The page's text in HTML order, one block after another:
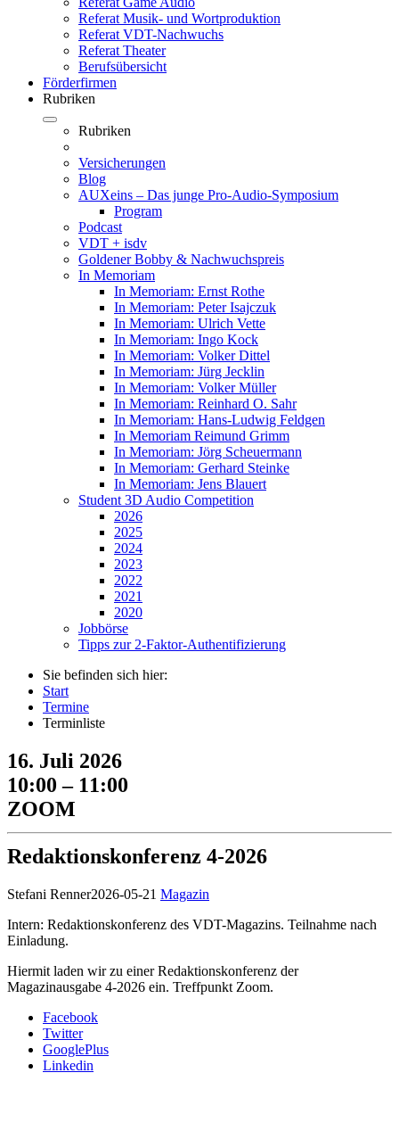
Referat Musik- und Wortproduktion
Referat VDT-Nachwuchs
Referat Theater
Berufsübersicht
Förderfirmen
Rubriken
Rubriken
Versicherungen
Blog
AUXeins – Das junge Pro-Audio-Symposium
Program
Podcast
VDT + isdv
Goldener Bobby & Nachwuchspreis
In Memoriam
In Memoriam: Ernst Rothe
In Memoriam: Peter Isajczuk
In Memoriam: Ulrich Vette
In Memoriam: Ingo Kock
In Memoriam: Volker Dittel
In Memoriam: Jürg Jecklin
In Memoriam: Volker Müller
In Memoriam: Reinhard O. Sahr
In Memoriam: Hans-Ludwig Feldgen
In Memoriam Reimund Grimm
In Memoriam: Jörg Scheuermann
In Memoriam: Gerhard Steinke
In Memoriam: Jens Blauert
Student 3D Audio Competition
2026
2025
2024
2023
2022
2021
2020
Jobbörse
Tipps zur 2-Faktor-Authentifizierung
Sie befinden sich hier:
Start
Termine
Terminliste
16. Juli 2026
10:00 – 11:00
ZOOM
Redaktionskonferenz 4-2026
Stefani Renner2026-05-21 Magazin
Intern: Redaktionskonferenz des VDT-Magazins. Teilnahme nach
Einladung.
Hiermit laden wir zu einer Redaktionskonferenz der
Magazinausgabe 4-2026 ein. Treffpunkt Zoom.
Facebook
Twitter
GooglePlus
Linkedin